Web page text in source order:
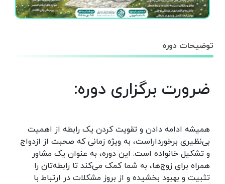
توضیحات دوره
ضرورت برگزاری دوره:
همیشه ادامه دادن و تقویت کردن یک رابطه از اهمیت
بی‌نظیری برخورداراست، به ویژه زمانی که صحبت از ازدواج
و تشکیل خانواده است. این دوره، به عنوان یک مشاور
همراه برای زوج‌ها، به شما کمک می‌کند تا رابطه‌تان را
تثبیت و بهبود بخشیده و از بروز مشکلات در ارتباط با